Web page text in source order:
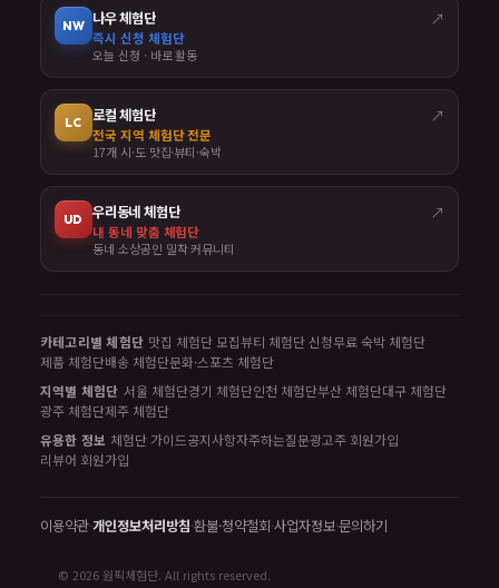
NW 나우 체험단 ↗
즉시 신청 체험단
오늘 신청 · 바로 활동
LC 로컬 체험단 ↗
전국 지역 체험단 전문
17개 시·도 맛집·뷰티·숙박
UD 우리동네 체험단 ↗
내 동네 맞춤 체험단
동네 소상공인 밀착 커뮤니티
카테고리별 체험단 맛집 체험단 모집뷰티 체험단 신청무료 숙박 체험단
제품 체험단배송 체험단문화·스포츠 체험단
지역별 체험단 서울 체험단경기 체험단인천 체험단부산 체험단대구 체험단
광주 체험단제주 체험단
유용한 정보 체험단 가이드공지사항자주하는질문광고주 회원가입
리뷰어 회원가입
이용약관·개인정보처리방침·환불·청약철회·사업자정보·문의하기
© 2026 원픽체험단. All rights reserved.